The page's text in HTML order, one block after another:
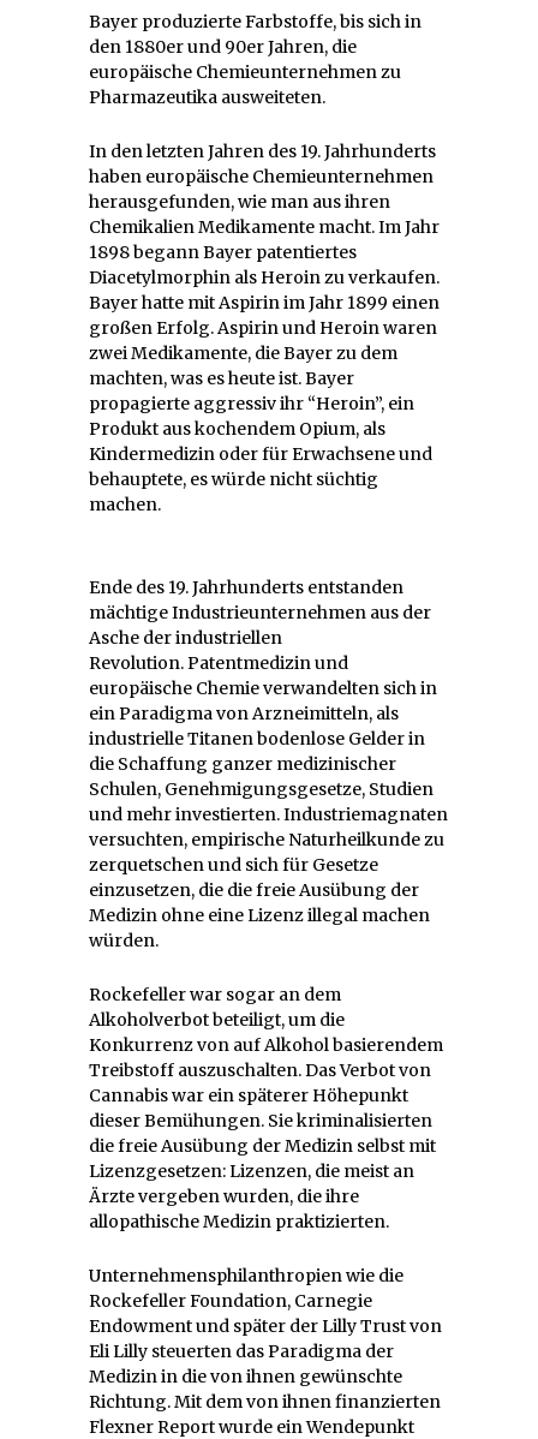
Bayer produzierte Farbstoffe, bis sich in
den 1880er und 90er Jahren, die
europäische Chemieunternehmen zu
Pharmazeutika ausweiteten.
In den letzten Jahren des 19. Jahrhunderts
haben europäische Chemieunternehmen
herausgefunden, wie man aus ihren
Chemikalien Medikamente macht. Im Jahr
1898 begann Bayer patentiertes
Diacetylmorphin als Heroin zu verkaufen.
Bayer hatte mit Aspirin im Jahr 1899 einen
großen Erfolg. Aspirin und Heroin waren
zwei Medikamente, die Bayer zu dem
machten, was es heute ist. Bayer
propagierte aggressiv ihr “Heroin”, ein
Produkt aus kochendem Opium, als
Kindermedizin oder für Erwachsene und
behauptete, es würde nicht süchtig
machen.
Ende des 19. Jahrhunderts entstanden
mächtige Industrieunternehmen aus der
Asche der industriellen
Revolution. Patentmedizin und
europäische Chemie verwandelten sich in
ein Paradigma von Arzneimitteln, als
industrielle Titanen bodenlose Gelder in
die Schaffung ganzer medizinischer
Schulen, Genehmigungsgesetze, Studien
und mehr investierten. Industriemagnaten
versuchten, empirische Naturheilkunde zu
zerquetschen und sich für Gesetze
einzusetzen, die die freie Ausübung der
Medizin ohne eine Lizenz illegal machen
würden.
Rockefeller war sogar an dem
Alkoholverbot beteiligt, um die
Konkurrenz von auf Alkohol basierendem
Treibstoff auszuschalten. Das Verbot von
Cannabis war ein späterer Höhepunkt
dieser Bemühungen. Sie kriminalisierten
die freie Ausübung der Medizin selbst mit
Lizenzgesetzen: Lizenzen, die meist an
Ärzte vergeben wurden, die ihre
allopathische Medizin praktizierten.
Unternehmensphilanthropien wie die
Rockefeller Foundation, Carnegie
Endowment und später der Lilly Trust von
Eli Lilly steuerten das Paradigma der
Medizin in die von ihnen gewünschte
Richtung. Mit dem von ihnen finanzierten
Flexner Report wurde ein Wendepunkt